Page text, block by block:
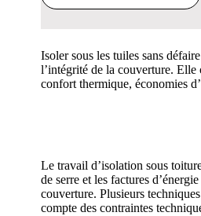
Isoler sous les tuiles sans
l’intégrité de la couverture. Elle
confort thermique, économies
Le travail d’isolation sous
de serre et les factures
couverture. Plusieurs
compte des contraintes